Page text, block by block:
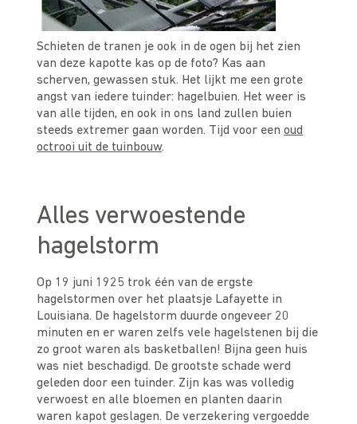
Schieten de tranen je ook in de ogen bij het zien
van deze kapotte kas op de foto? Kas aan
scherven, gewassen stuk. Het lijkt me een grote
angst van iedere tuinder: hagelbuien. Het weer is
van alle tijden, en ook in ons land zullen buien
steeds extremer gaan worden. Tijd voor eenoud
octrooi uit de tuinbouw.
Alles verwoestende
hagelstorm
Op 19 juni 1925 trok één van de ergste
hagelstormen over het plaatsje Lafayette in
Louisiana. De hagelstorm duurde ongeveer 20
minuten en er waren zelfs vele hagelstenen bij die
zo groot waren als basketballen! Bijna geen huis
was niet beschadigd. De grootste schade werd
geleden door een tuinder. Zijn kas was volledig
verwoest en alle bloemen en planten daarin
waren kapot geslagen. De verzekering vergoedde